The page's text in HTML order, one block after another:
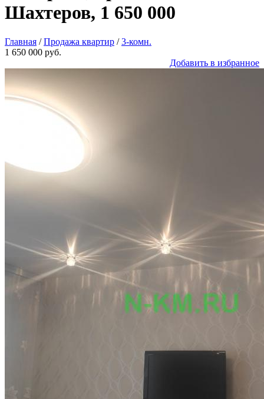
Шахтеров, 1 650 000
Главная /Продажа квартир /3-комн.
1 650 000 руб.
Добавить в избранное